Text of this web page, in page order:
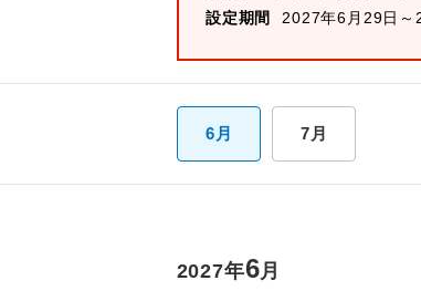
設定期間
2027年6月29日～
6月 7月
2027年6月